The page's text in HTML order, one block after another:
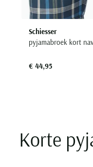
Schiesser
pyjamabroek kort
€ 44,95
Korte